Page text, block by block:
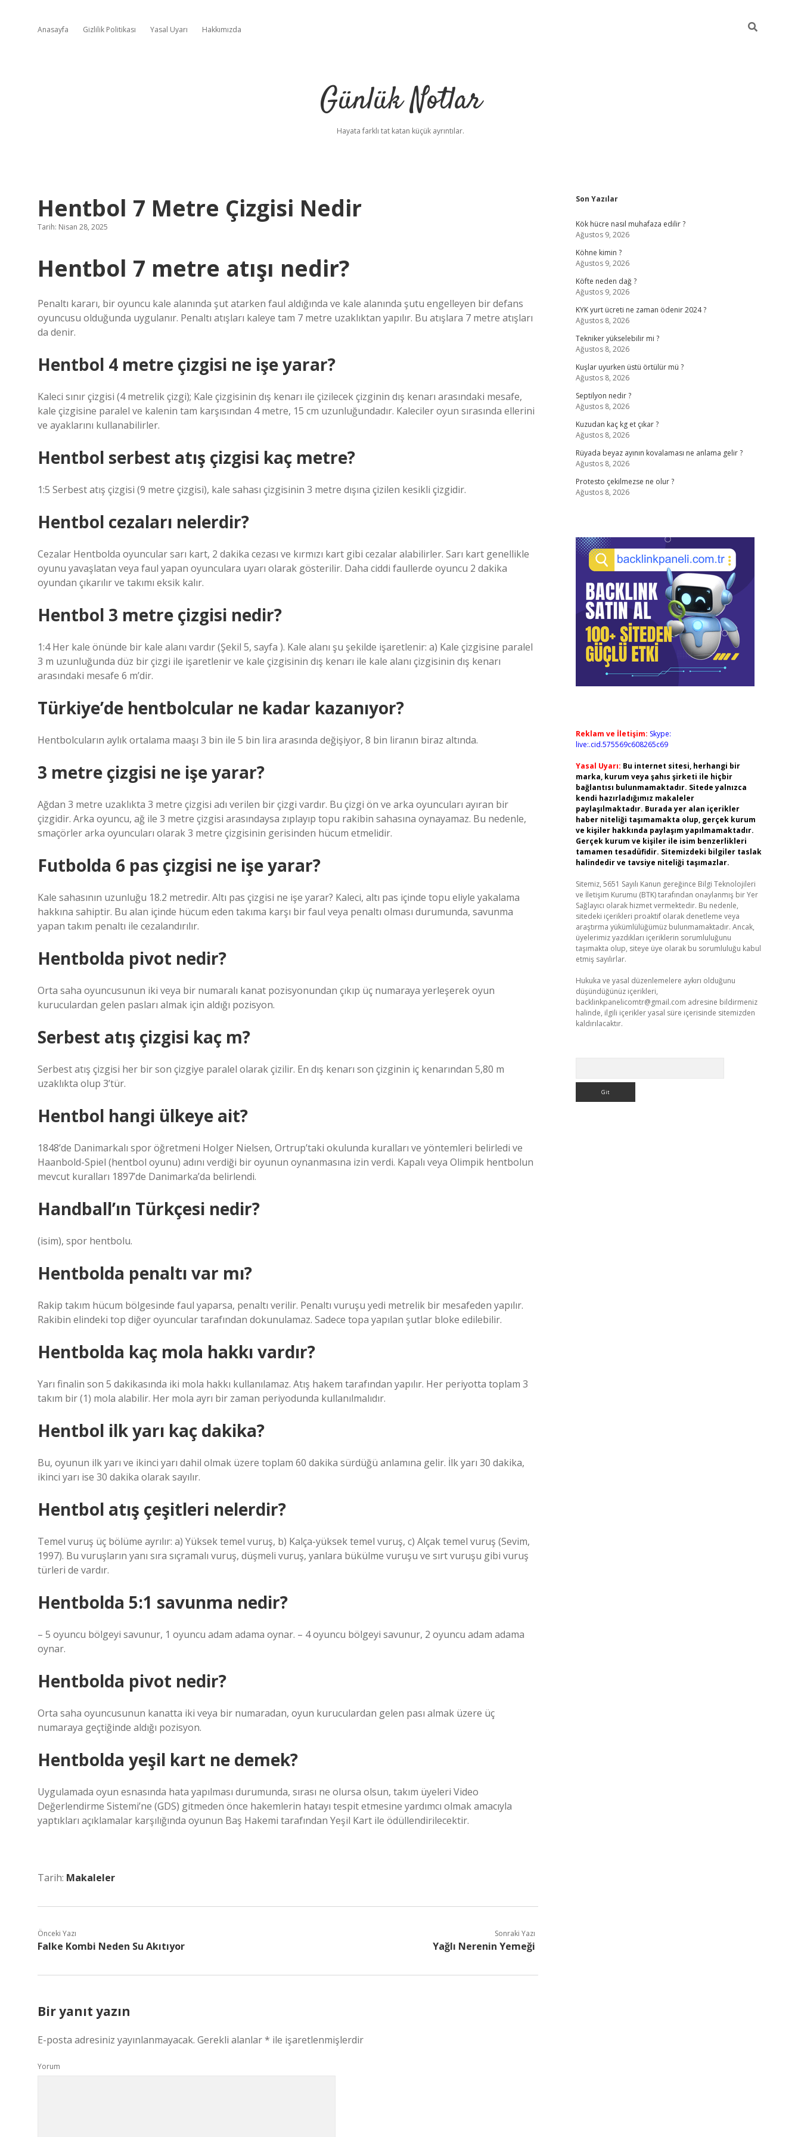
Anasayfa Gizlilik Politikası Yasal Uyarı Hakkımızda
Günlük Notlar
Hayata farklı tat katan küçük ayrıntılar.
Hentbol 7 Metre Çizgisi Nedir
Tarih: Nisan 28, 2025
Hentbol 7 metre atışı nedir?
Penaltı kararı, bir oyuncu kale alanında şut atarken faul aldığında ve kale alanında şutu engelleyen bir defans
oyuncusu olduğunda uygulanır. Penaltı atışları kaleye tam 7 metre uzaklıktan yapılır. Bu atışlara 7 metre atışları
da denir.
Hentbol 4 metre çizgisi ne işe yarar?
Kaleci sınır çizgisi (4 metrelik çizgi); Kale çizgisinin dış kenarı ile çizilecek çizginin dış kenarı arasındaki mesafe,
kale çizgisine paralel ve kalenin tam karşısından 4 metre, 15 cm uzunluğundadır. Kaleciler oyun sırasında ellerini
ve ayaklarını kullanabilirler.
Hentbol serbest atış çizgisi kaç metre?
1:5 Serbest atış çizgisi (9 metre çizgisi), kale sahası çizgisinin 3 metre dışına çizilen kesikli çizgidir.
Hentbol cezaları nelerdir?
Cezalar Hentbolda oyuncular sarı kart, 2 dakika cezası ve kırmızı kart gibi cezalar alabilirler. Sarı kart genellikle
oyunu yavaşlatan veya faul yapan oyunculara uyarı olarak gösterilir. Daha ciddi faullerde oyuncu 2 dakika
oyundan çıkarılır ve takımı eksik kalır.
Hentbol 3 metre çizgisi nedir?
1:4 Her kale önünde bir kale alanı vardır (Şekil 5, sayfa ). Kale alanı şu şekilde işaretlenir: a) Kale çizgisine paralel
3 m uzunluğunda düz bir çizgi ile işaretlenir ve kale çizgisinin dış kenarı ile kale alanı çizgisinin dış kenarı
arasındaki mesafe 6 m’dir.
Türkiye’de hentbolcular ne kadar kazanıyor?
Hentbolcuların aylık ortalama maaşı 3 bin ile 5 bin lira arasında değişiyor, 8 bin liranın biraz altında.
3 metre çizgisi ne işe yarar?
Ağdan 3 metre uzaklıkta 3 metre çizgisi adı verilen bir çizgi vardır. Bu çizgi ön ve arka oyuncuları ayıran bir
çizgidir. Arka oyuncu, ağ ile 3 metre çizgisi arasındaysa zıplayıp topu rakibin sahasına oynayamaz. Bu nedenle,
smaçörler arka oyuncuları olarak 3 metre çizgisinin gerisinden hücum etmelidir.
Futbolda 6 pas çizgisi ne işe yarar?
Kale sahasının uzunluğu 18.2 metredir. Altı pas çizgisi ne işe yarar? Kaleci, altı pas içinde topu eliyle yakalama
hakkına sahiptir. Bu alan içinde hücum eden takıma karşı bir faul veya penaltı olması durumunda, savunma
yapan takım penaltı ile cezalandırılır.
Hentbolda pivot nedir?
Orta saha oyuncusunun iki veya bir numaralı kanat pozisyonundan çıkıp üç numaraya yerleşerek oyun
kuruculardan gelen pasları almak için aldığı pozisyon.
Serbest atış çizgisi kaç m?
Serbest atış çizgisi her bir son çizgiye paralel olarak çizilir. En dış kenarı son çizginin iç kenarından 5,80 m
uzaklıkta olup 3’tür.
Hentbol hangi ülkeye ait?
1848’de Danimarkalı spor öğretmeni Holger Nielsen, Ortrup’taki okulunda kuralları ve yöntemleri belirledi ve
Haanbold-Spiel (hentbol oyunu) adını verdiği bir oyunun oynanmasına izin verdi. Kapalı veya Olimpik hentbolun
mevcut kuralları 1897’de Danimarka’da belirlendi.
Handball’ın Türkçesi nedir?
(isim), spor hentbolu.
Hentbolda penaltı var mı?
Rakip takım hücum bölgesinde faul yaparsa, penaltı verilir. Penaltı vuruşu yedi metrelik bir mesafeden yapılır.
Rakibin elindeki top diğer oyuncular tarafından dokunulamaz. Sadece topa yapılan şutlar bloke edilebilir.
Hentbolda kaç mola hakkı vardır?
Yarı finalin son 5 dakikasında iki mola hakkı kullanılamaz. Atış hakem tarafından yapılır. Her periyotta toplam 3
takım bir (1) mola alabilir. Her mola ayrı bir zaman periyodunda kullanılmalıdır.
Hentbol ilk yarı kaç dakika?
Bu, oyunun ilk yarı ve ikinci yarı dahil olmak üzere toplam 60 dakika sürdüğü anlamına gelir. İlk yarı 30 dakika,
ikinci yarı ise 30 dakika olarak sayılır.
Hentbol atış çeşitleri nelerdir?
Temel vuruş üç bölüme ayrılır: a) Yüksek temel vuruş, b) Kalça-yüksek temel vuruş, c) Alçak temel vuruş (Sevim,
1997). Bu vuruşların yanı sıra sıçramalı vuruş, düşmeli vuruş, yanlara bükülme vuruşu ve sırt vuruşu gibi vuruş
türleri de vardır.
Hentbolda 5:1 savunma nedir?
– 5 oyuncu bölgeyi savunur, 1 oyuncu adam adama oynar. – 4 oyuncu bölgeyi savunur, 2 oyuncu adam adama
oynar.
Hentbolda pivot nedir?
Orta saha oyuncusunun kanatta iki veya bir numaradan, oyun kuruculardan gelen pası almak üzere üç
numaraya geçtiğinde aldığı pozisyon.
Hentbolda yeşil kart ne demek?
Uygulamada oyun esnasında hata yapılması durumunda, sırası ne olursa olsun, takım üyeleri Video
Değerlendirme Sistemi’ne (GDS) gitmeden önce hakemlerin hatayı tespit etmesine yardımcı olmak amacıyla
yaptıkları açıklamalar karşılığında oyunun Baş Hakemi tarafından Yeşil Kart ile ödüllendirilecektir.
Tarih: Makaleler
Önceki Yazı
Falke Kombi Neden Su Akıtıyor
Sonraki Yazı
Yağlı Nerenin Yemeği
Bir yanıt yazın
E-posta adresiniz yayınlanmayacak. Gerekli alanlar* ile işaretlenmişlerdir
Yorum
Sidebar
Son Yazılar
Kök hücre nasıl muhafaza edilir ?
Ağustos 9, 2026
Köhne kimin ?
Ağustos 9, 2026
Köfte neden dağ ?
Ağustos 9, 2026
KYK yurt ücreti ne zaman ödenir 2024 ?
Ağustos 8, 2026
Tekniker yükselebilir mi ?
Ağustos 8, 2026
Kuşlar uyurken üstü örtülür mü ?
Ağustos 8, 2026
Septilyon nedir ?
Ağustos 8, 2026
Kuzudan kaç kg et çıkar ?
Ağustos 8, 2026
Rüyada beyaz ayının kovalaması ne anlama gelir ?
Ağustos 8, 2026
Protesto çekilmezse ne olur ?
Ağustos 8, 2026
Reklam ve İletişim: Skype:
live:.cid.575569c608265c69
Yasal Uyarı: Bu internet sitesi, herhangi bir
marka, kurum veya şahıs şirketi ile hiçbir
bağlantısı bulunmamaktadır. Sitede yalnızca
kendi hazırladığımız makaleler
paylaşılmaktadır. Burada yer alan içerikler
haber niteliği taşımamakta olup, gerçek kurum
ve kişiler hakkında paylaşım yapılmamaktadır.
Gerçek kurum ve kişiler ile isim benzerlikleri
tamamen tesadüfidir. Sitemizdeki bilgiler taslak
halindedir ve tavsiye niteliği taşımazlar.
Sitemiz, 5651 Sayılı Kanun gereğince Bilgi Teknolojileri
ve İletişim Kurumu (BTK) tarafından onaylanmış bir Yer
Sağlayıcı olarak hizmet vermektedir. Bu nedenle,
sitedeki içerikleri proaktif olarak denetleme veya
araştırma yükümlülüğümüz bulunmamaktadır. Ancak,
üyelerimiz yazdıkları içeriklerin sorumluluğunu
taşımakta olup, siteye üye olarak bu sorumluluğu kabul
etmiş sayılırlar.
Hukuka ve yasal düzenlemelere aykırı olduğunu
düşündüğünüz içerikleri,
backlinkpanelicomtr@gmail.com adresine bildirmeniz
halinde, ilgili içerikler yasal süre içerisinde sitemizden
kaldırılacaktır.